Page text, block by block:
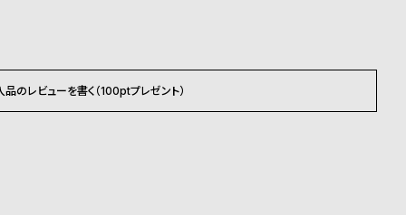
品のレビューを書く（100ptプレゼント）